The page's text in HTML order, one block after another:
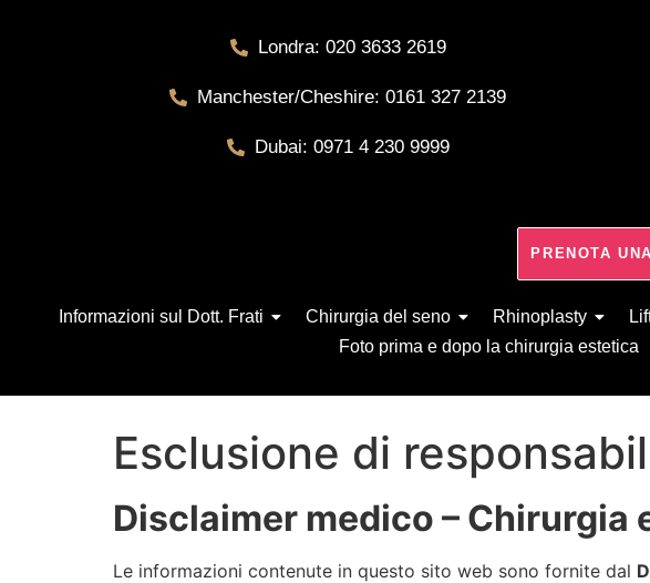
Londra: 020 3633 2619
Manchester/Cheshire: 0161 327 2139
Dubai: 0971 4 230 9999
PRENOTA
Informazioni sul Dott. Frati Chirurgia del seno Rhinoplasty
Foto prima e dopo la chirurgia estetica
Esclusione di
Disclaimer medico – Chirurgia
Le informazioni contenute in questo sito web sono fornite dal